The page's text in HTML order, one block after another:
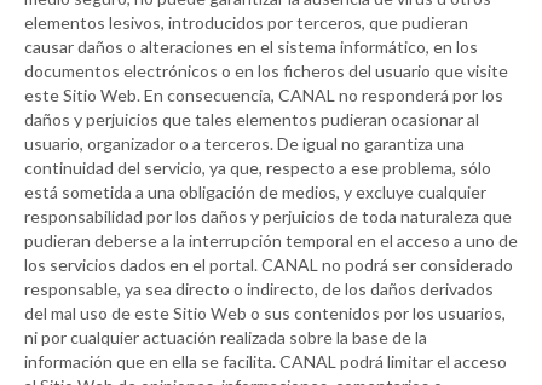
elementos lesivos, introducidos por terceros, que pudieran
causar daños o alteraciones en el sistema informático, en los
documentos electrónicos o en los ficheros del usuario que visite
este Sitio Web. En consecuencia, CANAL no responderá por los
daños y perjuicios que tales elementos pudieran ocasionar al
usuario, organizador o a terceros. De igual no garantiza una
continuidad del servicio, ya que, respecto a ese problema, sólo
está sometida a una obligación de medios, y excluye cualquier
responsabilidad por los daños y perjuicios de toda naturaleza que
pudieran deberse a la interrupción temporal en el acceso a uno de
los servicios dados en el portal.CANAL no podrá ser considerado
responsable, ya sea directo o indirecto, de los daños derivados
del mal uso de este Sitio Web o sus contenidos por los usuarios,
ni por cualquier actuación realizada sobre la base de la
información que en ella se facilita.CANAL podrá limitar el acceso